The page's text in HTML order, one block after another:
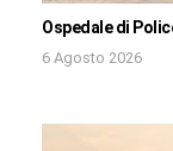
Ospedale di
6 Agosto 2026